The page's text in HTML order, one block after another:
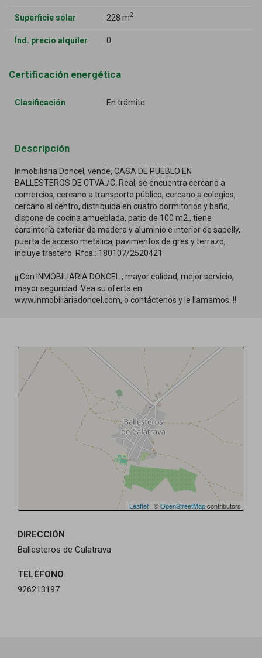
Superficie solar 228 m2
Índ. precio alquiler 0
Certificación energética
Clasificación En trámite
Descripción
Inmobiliaria Doncel, vende, CASA DE PUEBLO EN
BALLESTEROS DE CTVA./C. Real, se encuentra cercano a
comercios, cercano a transporte público, cercano a colegios,
cercano al centro, distribuida en cuatro dormitorios y baño,
dispone de cocina amueblada, patio de 100 m2., tiene
carpintería exterior de madera y aluminio e interior de sapelly,
puerta de acceso metálica, pavimentos de gres y terrazo,
incluye trastero. Rfca.: 180107/2520421
¡¡ Con INMOBILIARIA DONCEL , mayor calidad, mejor servicio,
mayor seguridad. Vea su oferta en
www.inmobiliariadoncel.com, o contáctenos y le llamamos. !!
Leaflet | ©OpenStreetMapcontributors
DIRECCIÓN
Ballesteros de Calatrava
TELÉFONO
926213197